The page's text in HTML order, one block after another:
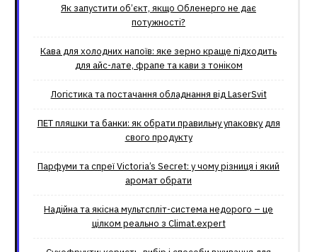
Як запустити об’єкт, якщо Обленерго не дає
потужності?
Кава для холодних напоїв: яке зерно краще підходить
для айс-лате, фрапе та кави з тоніком
Логістика та постачання обладнання від LaserSvit
ПЕТ пляшки та банки: як обрати правильну упаковку для
свого продукту
Парфуми та спреї Victoria’s Secret: у чому різниця і який
аромат обрати
Надійна та якісна мультспліт-система недорого – це
цілком реально з Climat.еxpert